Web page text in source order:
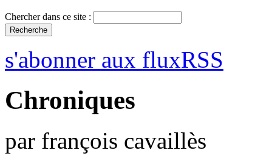
Chercher dans ce site :
s'abonner aux fluxRSS
Chroniques
par françois cavaillès